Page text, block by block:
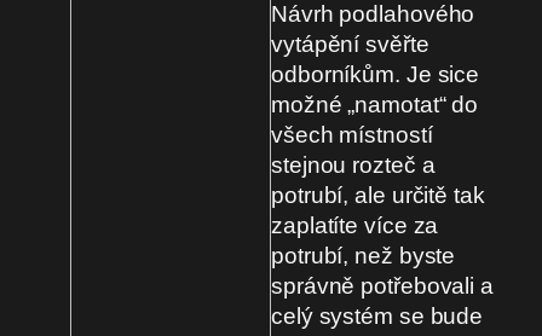
Návrh podlahového
vytápění svěřte
odborníkům. Je sice
možné „namotat“ do
všech místností
stejnou rozteč a
potrubí, ale určitě tak
zaplatíte více za
potrubí, než byste
správně potřebovali a
celý systém se bude